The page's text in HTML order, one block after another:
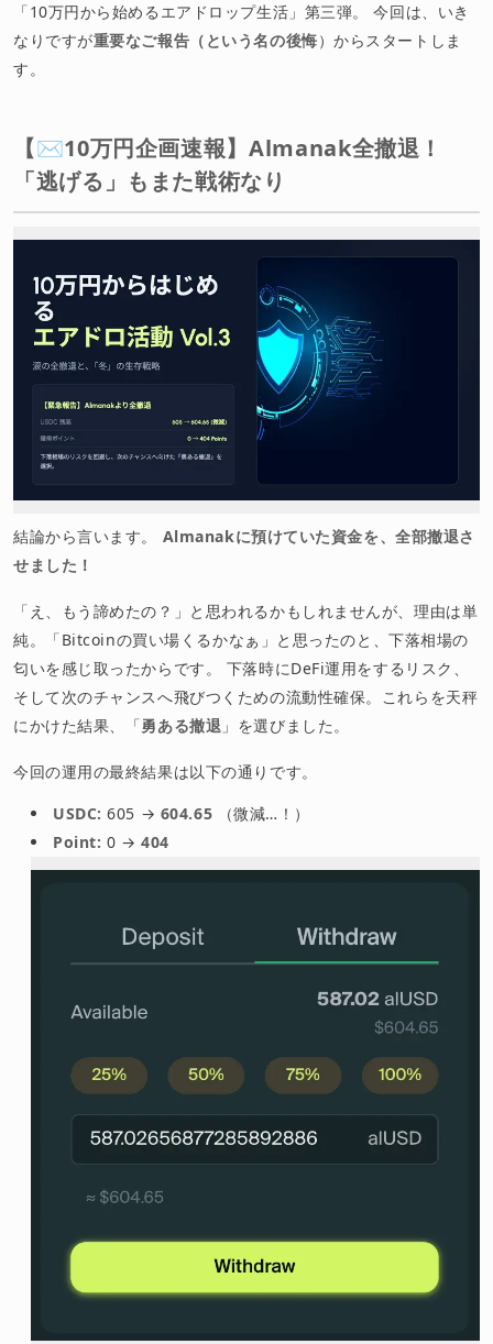
「10万円から始めるエアドロップ生活」第三弾。 今回は、いき
なりですが重要なご報告（という名の後悔）からスタートしま
す。
【✉️10万円企画速報】Almanak全撤退！
「逃げる」もまた戦術なり
結論から言います。 Almanakに預けていた資金を、全部撤退さ
せました！
「え、もう諦めたの？」と思われるかもしれませんが、理由は単
純。「Bitcoinの買い場くるかなぁ」と思ったのと、下落相場の
匂いを感じ取ったからです。 下落時にDeFi運用をするリスク、
そして次のチャンスへ飛びつくための流動性確保。これらを天秤
にかけた結果、「勇ある撤退 」を選びました。
今回の運用の最終結果は以下の通りです。
USDC: 605 → 604.65 （微減…！）
Point: 0 →404